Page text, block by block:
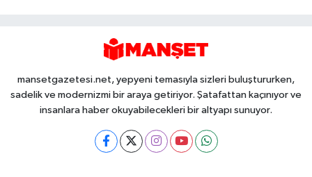
mansetgazetesi.net, yepyeni temasıyla sizleri buluştururken,
sadelik ve modernizmi bir araya getiriyor. Şatafattan kaçınıyor ve
insanlara haber okuyabilecekleri bir altyapı sunuyor.